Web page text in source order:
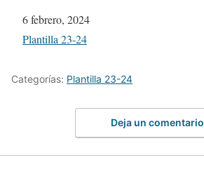
Fecha
6 febrero, 2024
Respecto a
Plantilla 23-24
Categorías: Plantilla 23-24
Deja un comentario